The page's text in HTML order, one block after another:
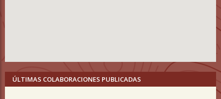
ÚLTIMAS COLABORACIONES PUBLICADAS